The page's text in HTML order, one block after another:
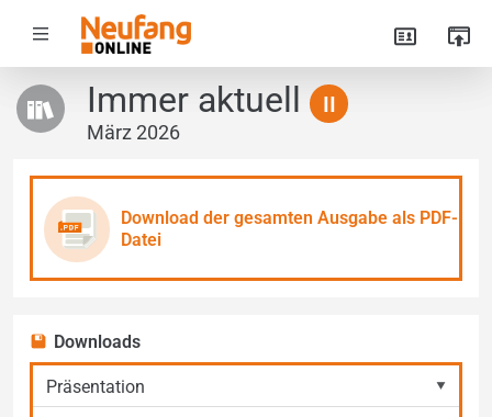
Immer aktuell II
März 2026
Download der gesamten Ausgabe als PDF-
Datei
Downloads
Präsentation